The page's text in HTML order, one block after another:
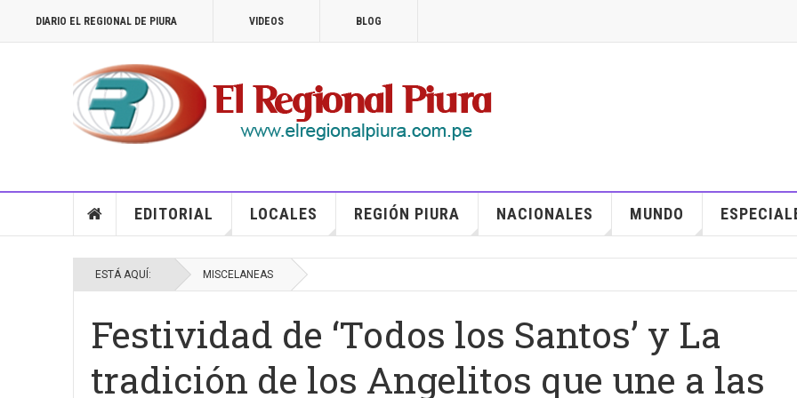
DIARIO EL REGIONAL DE PIURA VIDEOS BLOG
EDITORIAL LOCALES REGIÓN PIURA NACIONALES MUNDO
ESTÁ AQUÍ: MISCELANEAS
Festividad de ‘Todos los Santos’ y La
tradición de los Angelitos que une a las